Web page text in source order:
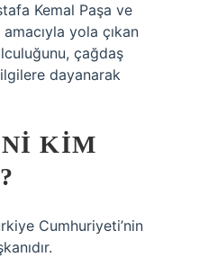
Kemal Paşa ve
yola çıkan
çağdaş
dayanarak
KIM
Cumhuriyeti’nin